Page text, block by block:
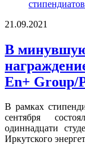
21.09.2021
В
En+
В рамках
сентября
одиннадцати
Иркутского